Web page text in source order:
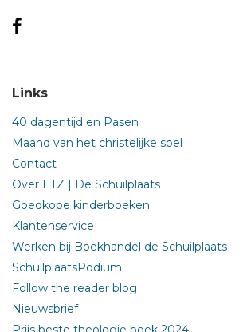
Links
40 dagentijd en Pasen
Maand van het christelijke spel
Contact
Over ETZ | De Schuilplaats
Goedkope kinderboeken
Klantenservice
Werken bij Boekhandel de Schuilplaats
SchuilplaatsPodium
Follow the reader blog
Nieuwsbrief